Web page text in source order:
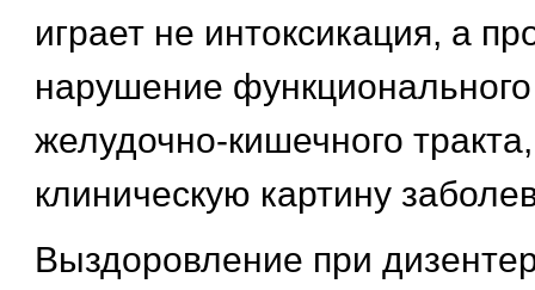
играет не интоксикация, а
нарушение
желудочно-кишечного
клиническую картину
Выздоровление при